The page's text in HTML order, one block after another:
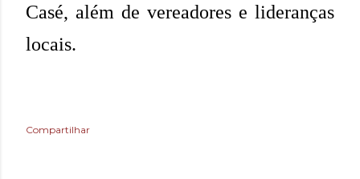
Casé, além de vereadores e lideranças
locais.
Compartilhar